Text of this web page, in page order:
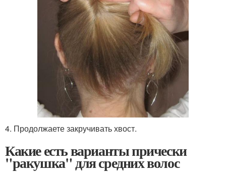
4. Продолжаете закручивать хвост.
Какие есть варианты прически
"ракушка" для средних волос